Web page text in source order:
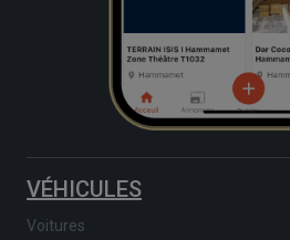
VÉHICULES
Voitures